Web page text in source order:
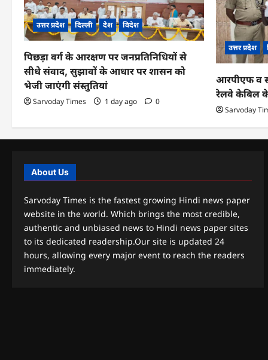
उत्तर प्रदेश दिल्ली देश विदेश
पिछड़ा वर्ग के आरक्षण पर जनप्रतिनिधियों से
सीधे संवाद, सुझावों के आधार पर शासन को
भेजी जाएंगी संस्तुतियां
Sarvoday Times 1 day ago 0
उत्तर प्रदेश
आरपीएफ व
रेलवे केबिल
Sarvoday
About Us
Sarvoday Times is the fastest growing Hindi news paper
website in the world. Which brings the most credible,
authentic and unbiased news to Hindi news paper sites
to its dedicated readership.Our site is updated 24
hours, allowing every major event to reach the readers
immediately.